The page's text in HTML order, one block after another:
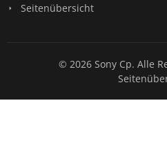
Seitenübersicht
© 2026 Sony Cp. Alle